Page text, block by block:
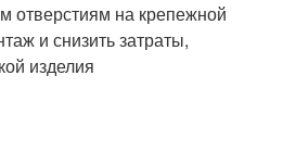
отверстиям на крепежной
и снизить затраты,
изделия